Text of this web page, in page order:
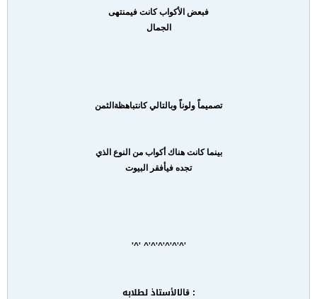
فبعض الأكواب كانت فيمنتهى
الجمال
تصميماً ولوناً وبالتالي كانتباهظة الثمن
بينما كانت هناك أكواب من النوع الذي
تجده فيأفقر البيوت
'^'^'^'^'^'^ '^'
:قالالأستاذ لطلابه